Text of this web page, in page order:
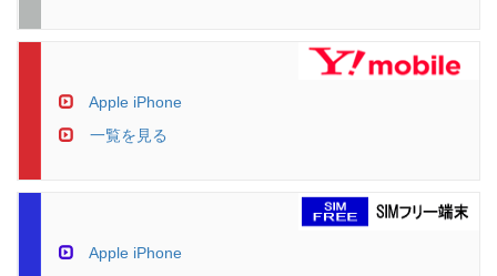
Apple iPhone
一覧を見る
Apple iPhone